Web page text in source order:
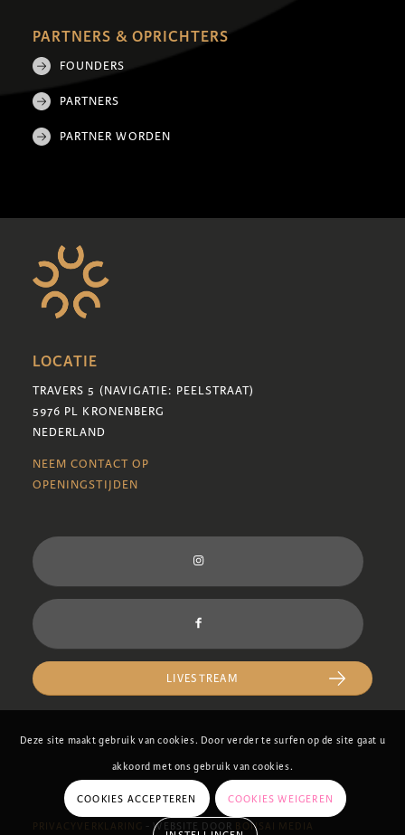
PARTNERS & OPRICHTERS
FOUNDERS
PARTNERS
PARTNER WORDEN
LOCATIE
TRAVERS 5 (NAVIGATIE: PEELSTRAAT)
5976 PL KRONENBERG
NEDERLAND
NEEM CONTACT OP
OPENINGSTIJDEN
LIVESTREAM
PRIVACYVERKLARING - WEBSITE DOOR BONSAI MEDIA
Deze site maakt gebruik van cookies. Door verder te surfen op de site gaat u
akkoord met ons gebruik van cookies.
COOKIES ACCEPTEREN COOKIES WEIGEREN